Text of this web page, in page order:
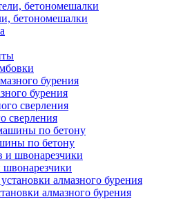
бетономешалки
бурения
сверления
по бетону
алмазного бурения